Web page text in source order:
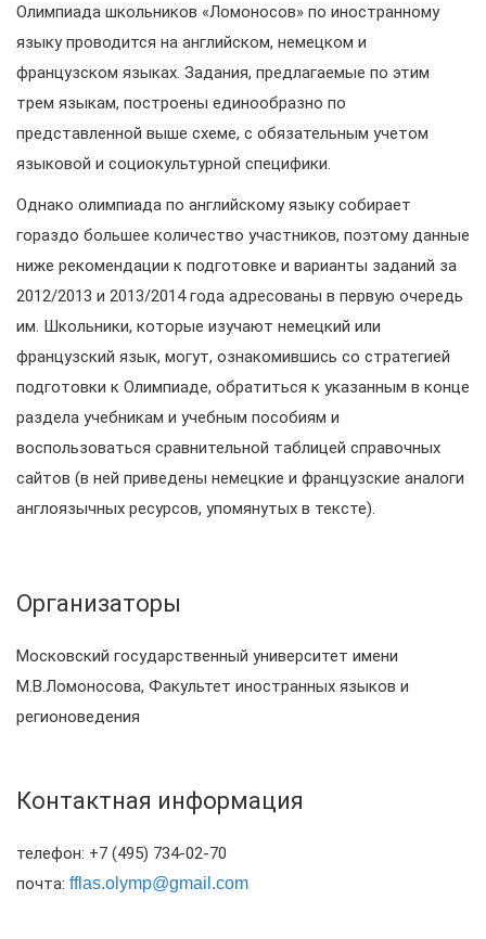
Олимпиада школьников «Ломоносов» по иностранному
языку проводится на английском, немецком и
французском языках. Задания, предлагаемые по этим
трем языкам, построены единообразно по
представленной выше схеме, с обязательным учетом
языковой и социокультурной специфики.
Однако олимпиада по английскому языку собирает
гораздо большее количество участников, поэтому данные
ниже рекомендации к подготовке и варианты заданий за
2012/2013 и 2013/2014 года адресованы в первую очередь
им. Школьники, которые изучают немецкий или
французский язык, могут, ознакомившись со стратегией
подготовки к Олимпиаде, обратиться к указанным в конце
раздела учебникам и учебным пособиям и
воспользоваться сравнительной таблицей справочных
сайтов (в ней приведены немецкие и французские аналоги
англоязычных ресурсов, упомянутых в тексте).
Организаторы
Московский государственный университет имени
М.В.Ломоносова, Факультет иностранных языков и
регионоведения
Контактная информация
телефон: +7 (495) 734-02-70
почта: fflas.olymp@gmail.com